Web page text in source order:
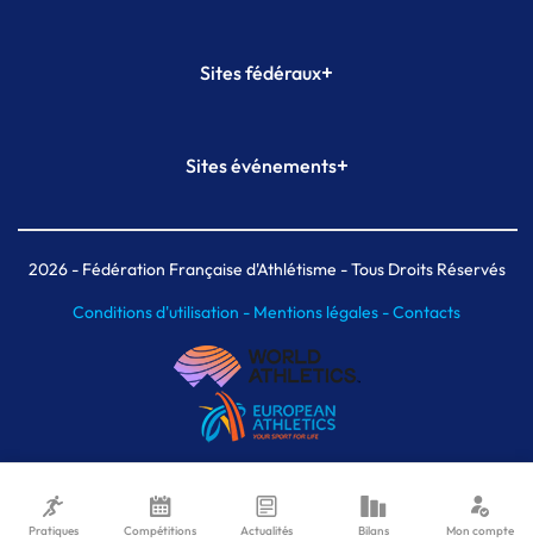
Sites fédéraux+
Plateforme Formation
Sites événements+
Meeting de Paris indoor
MAIF Ekiden de Paris
2026- Fédération Française d'Athlétisme - Tous Droits Réservés
Conditions d'utilisation - Mentions légales -Contacts
Pratiques Compétitions Actualités Bilans Mon compte